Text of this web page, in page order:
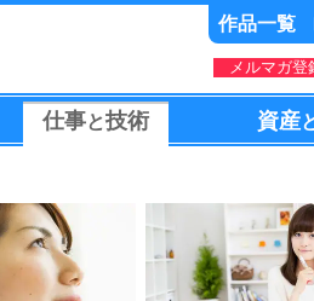
作品一覧
メルマガ登
仕事と技術 資産